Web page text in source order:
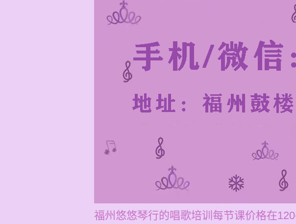
福州悠悠琴行的唱歌培训每节课价格在